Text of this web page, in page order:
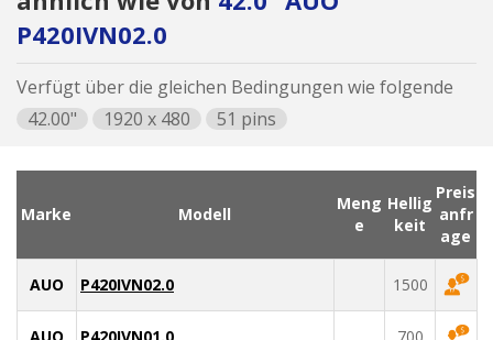
P420IVN02.0
Verfügt über die gleichen Bedingungen wie folgende
42.00"
1920 x 480 51 pins
Marke Modell
Meng
e
Hellig
keit
Preis
anfr
age
AUO P420IVN02.0 1500